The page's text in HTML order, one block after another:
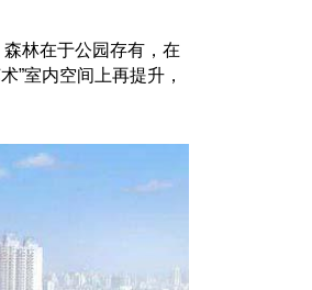
林在于公园存有，在
”室内空间上再提升，